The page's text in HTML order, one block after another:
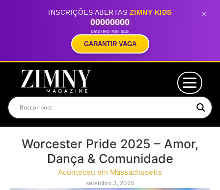
INSCRIÇÕES ABERTAS ZIMNY KIDS
00
DIAS
00
HRS
00
MIN
00
SEG
GARANTIR VAGA
×
Worcester Pride 2025 – Amor,
Dança & Comunidade
Aconteceu em Massachusetts
setembro 3, 2025